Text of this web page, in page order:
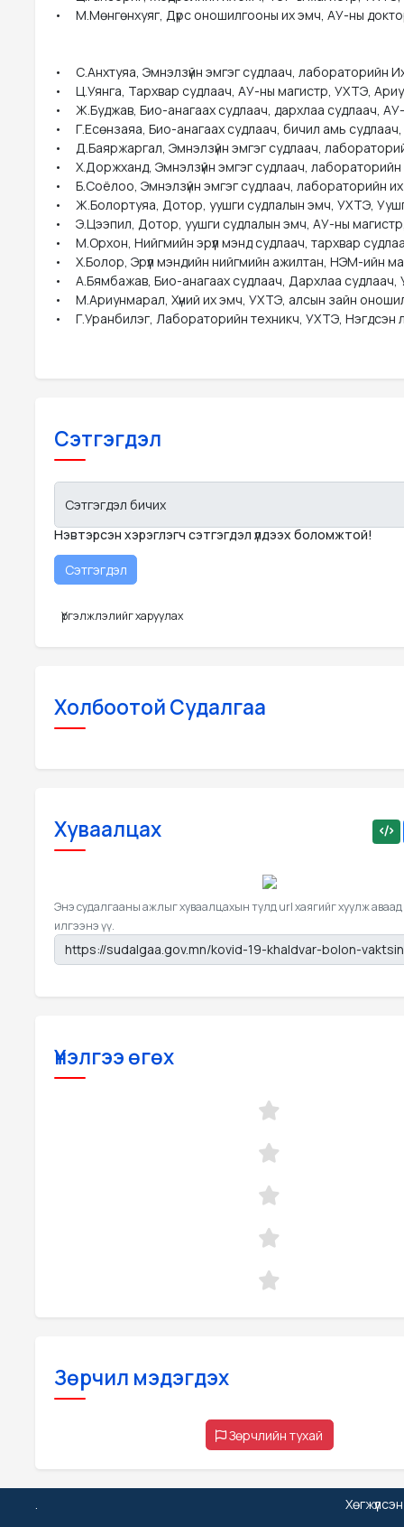
•	М.Мөнгөнхуяг, Дүрс оношилгооны их эмч, АУ-ны доктор, УХТЭ, Дүрс оношилгооны тасгийн эрхлэгч
•	С.Анхтуяа, Эмнэлзүйн эмгэг судлаач, лабораторийн Их Эмч, АУ-ны магистр, УХТЭ Нэгдсэн лабораторийн тасгийн эрхлэгч
•	Ц.Уянга, Тархвар судлаач, АУ-ны магистр, УХТЭ, Ариутгал тооцоогүй бүртгэлийн тасгийн эрхлэгч
•	Ж.Буджав, Био-анагаах судлаач, дархлаа судлаач, АУ-ы магистр, Этүгэн Их Сургууль
•	Г.Есөнзаяа, Био-анагаах судлаач, бичил амь судлаач, АУ-ы магистр, Этүгэн Их Сургууль
•	Д.Баяржаргал, Эмнэлзүйн эмгэг судлаач, лабораторийн их эмч, УХТЭ, Нэгдсэн лабораторийн тасгийн эмч
•	Х.Доржханд, Эмнэлзүйн эмгэг судлаач, лабораторийн их эмч, Микробиологич, УХТЭ, Нэгдсэн лабораторийн тасгийн эмч
•	Б.Соёлоо, Эмнэлзүйн эмгэг судлаач, лабораторийн их эмч, УХТЭ, Нэгдсэн лабораторийн тасгийн эмч
•	Ж.Болортуяа, Дотор, уушги судлалын эмч, УХТЭ, Уушги судлалын тасгийн эрхлэгч,
•	Э.Цээпил, Дотор, уушги судлалын эмч, АУ-ны магистр, УХТЭ, Уушги судлалын тасгийн эмч
•	М.Орхон, Нийгмийн эрүүл мэнд судлаач, тархвар судлаач, УХТЭ, Ариутгал эрсдэлгүйтгэлийн тасгийн тархвар судлаач
•	Х.Болор, Эрүүл мэндийн нийгмийн ажилтан, НЭМ-ийн магистр, УХТЭ, удирдлагын хүний нөөцийн албаны хүний нөөцийн менежер
•	А.Бямбажав, Био-анагаах судлаач, Дархлаа судлаач, УХТЭ, Нэгдсэн лабораторийн тасгийн лаборант
•	М.Ариунмарал, Хүний их эмч, УХТЭ, алсын зайн оношилгоо, эмчилгээний эмч
•	Г.Уранбилэг, Лабораторийн техникч, УХТЭ,
Сэтгэгдэл
Сэтгэгдэл бичих
Нэвтэрсэн хэрэглэгч сэтгэгдэл үлдээх боломжтой!
Үргэлжлэлийг харуулах
Холбоотой Судалгаа
Хуваалцах
Энэ судалгааны ажлыг хуваалцахын тулд url хаягийг хуулж аваад
илгээнэ үү.
Үнэлгээ өгөх
Зөрчил мэдэгдэх
Зөрчлийн тухай
.